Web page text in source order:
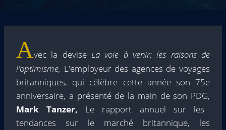
Avec la devise La voie à venir: les raisons de
l'optimisme, L'employeur des agences de voyages
britanniques, qui célèbre cette année son 75e
anniversaire, a présenté de la main de son PDG,
Mark Tanzer, Le rapport annuel sur les
tendances sur le marché britannique, les